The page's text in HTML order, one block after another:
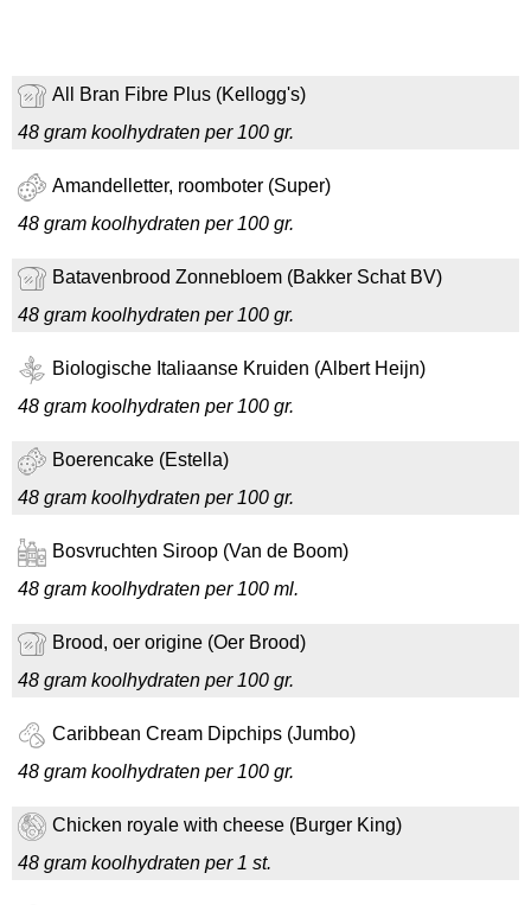
All Bran Fibre Plus (Kellogg's)
48 gram koolhydraten per 100 gr.
Amandelletter, roomboter (Super)
48 gram koolhydraten per 100 gr.
Batavenbrood Zonnebloem (Bakker Schat BV)
48 gram koolhydraten per 100 gr.
Biologische Italiaanse Kruiden (Albert Heijn)
48 gram koolhydraten per 100 gr.
Boerencake (Estella)
48 gram koolhydraten per 100 gr.
Bosvruchten Siroop (Van de Boom)
48 gram koolhydraten per 100 ml.
Brood, oer origine (Oer Brood)
48 gram koolhydraten per 100 gr.
Caribbean Cream Dipchips (Jumbo)
48 gram koolhydraten per 100 gr.
Chicken royale with cheese (Burger King)
48 gram koolhydraten per 1 st.